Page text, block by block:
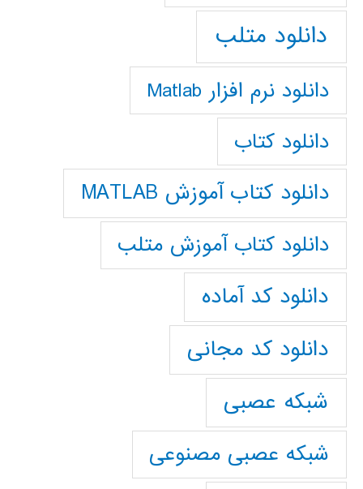
دانلود متلب
دانلود نرم افزار Matlab
دانلود کتاب
دانلود کتاب آموزش MATLAB
دانلود کتاب آموزش متلب
دانلود کد آماده
دانلود کد مجانی
شبکه عصبی
شبکه عصبی مصنوعی